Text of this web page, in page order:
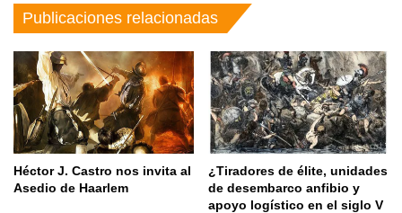
Publicaciones relacionadas
Héctor J. Castro nos invita al
Asedio de Haarlem
¿Tiradores de élite, unidades
de desembarco anfibio y
apoyo logístico en el siglo V